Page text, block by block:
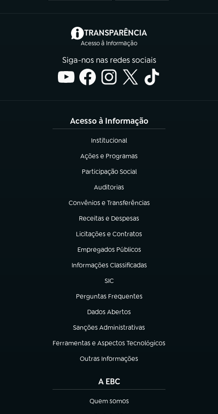
TRANSPARÊNCIA
Acesso à Informação
(abre em nova aba)
Siga-nos nas redes sociais
Acesso à Informação
Institucional
(abre em nova aba)
Ações e Programas
(abre em nova aba)
Participação Social
(abre em nova aba)
Auditorias
(abre em nova aba)
Convênios e Transferências
(abre em nova aba)
Receitas e Despesas
(abre em nova aba)
Licitações e Contratos
(abre em nova aba)
Empregados Públicos
(abre em nova aba)
Informações Classificadas
(abre em nova aba)
SIC
(abre em nova aba)
Perguntas Frequentes
(abre em nova aba)
Dados Abertos
(abre em nova aba)
Sanções Administrativas
(abre em nova aba)
Ferramentas e Aspectos Tecnológicos
(abre em nova aba)
Outras Informações
(abre em nova aba)
A EBC
Quem somos
(abre em nova aba)